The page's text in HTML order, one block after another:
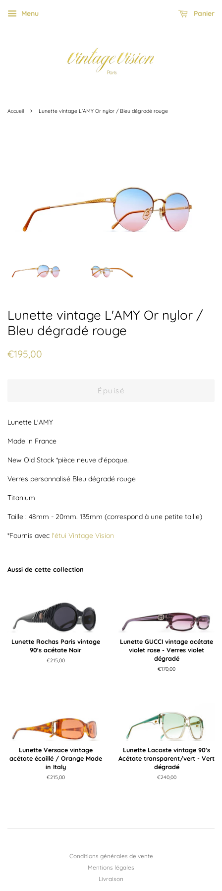
Menu Panier
Accueil › Lunette vintage L'AMY Or nylor / Bleu dégradé rouge
Lunette vintage L'AMY Or nylor /
Bleu dégradé rouge
Prix
€195,00
Épuisé
Lunette L'AMY
Made in France
New Old Stock *pièce neuve d'époque.
Verres personnalisé Bleu dégradé rouge
Titanium
Taille : 48mm - 20mm. 135mm (correspond à une petite taille)
*Fournis avec l'étui Vintage Vision
Aussi de cette collection
Lunette Rochas Paris vintage
90's acétate Noir
Prix
€215,00
Lunette GUCCI vintage acétate
violet rose - Verres violet
dégradé
Prix
€170,00
Lunette Versace vintage
acétate écaillé / Orange Made
in Italy
Prix
€215,00
Lunette Lacoste vintage 90's
Acétate transparent/vert - Vert
dégradé
Prix
€240,00
Conditions générales de vente
Mentions légales
Livraison